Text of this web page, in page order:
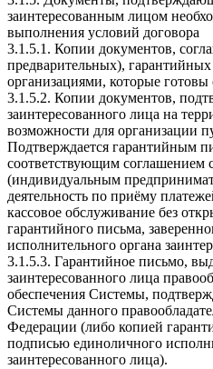
заинтересованным лицом
выполнения условий договора
3.1.5.1. Копии документов,
предварительных),
организациями, которые
3.1.5.2. Копии документов,
заинтересованного лица на
возможности для
Подтверждается гарантийным
соответствующим
(индивидуальным
деятельность по приёму
кассовое обслуживание без
гарантийного письма,
исполнительного органа
3.1.5.3. Гарантийное письмо,
заинтересованного лица
обеспечения Системы,
Системы данного
Федерации (либо копией
подписью единоличного
заинтересованного лица).